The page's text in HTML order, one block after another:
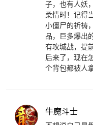
子，也有人妖
柔情时！记得
小僵尸的祈祷
品，巨多爆出
有攻城战，提
后来了，现在
个背包都被人
牛魔斗士